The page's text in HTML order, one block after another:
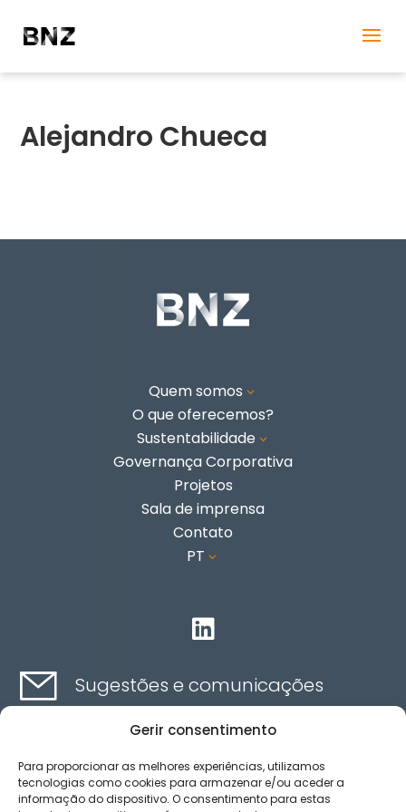
Gerir consentimento
Para proporcionar as melhores experiências, utilizamos
tecnologias como cookies para armazenar e/ou aceder a
informação do dispositivo. O consentimento para estas
Alejandro Chueca
Quem somos 3
O que oferecemos?
Sustentabilidade 3
Governança Corporativa
Projetos
Sala de imprensa
Contato
PT 3

Sugestões e comunicações